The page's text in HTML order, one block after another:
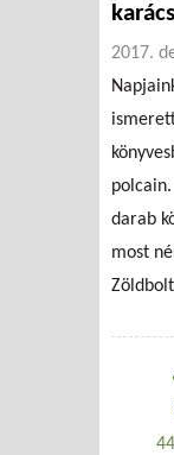
2017.
polcain.
darab
most
44